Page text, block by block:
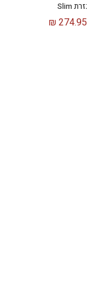
₪ 274.95